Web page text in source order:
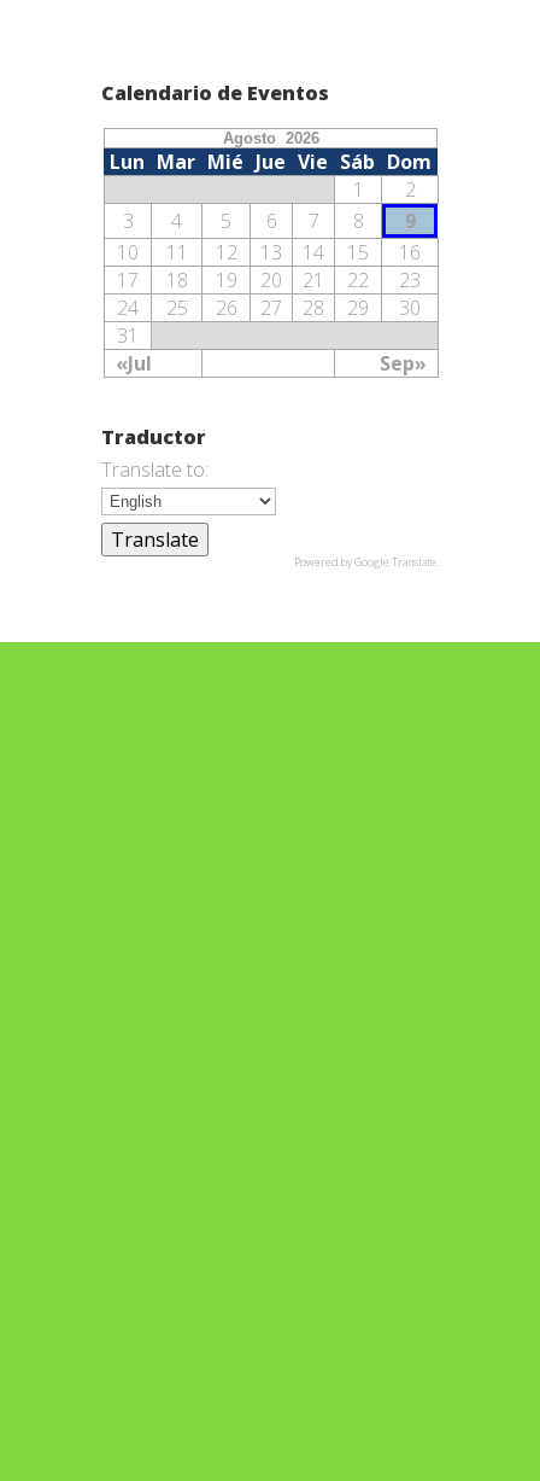
Calendario de Eventos
Agosto 2026
Lun Mar Mié Jue Vie Sáb Dom
«Jul Sep»
1
2
3
4 5 6 7 8
9
10
11 12 13 14 15
16
17
18 19 20 21 22
23
24
25 26 27 28 29
30
31
Traductor
Translate to:
Powered byGoogle Translate.